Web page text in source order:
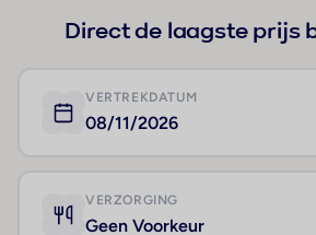
Direct de laagste prijs
VERTREKDATUM
08/11/2026
VERZORGING
Geen Voorkeur